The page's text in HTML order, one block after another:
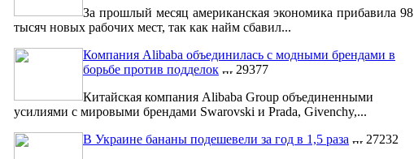
За прошлый месяц американская экономика прибавила 98
тысяч новых рабочих мест, так как найм сбавил...
Компания Alibaba объединилась с модными брендами в
борьбе против подделок
29377
Китайская компания Alibaba Group объединенными
усилиями с мировыми брендами Swarovski и Prada, Givenchy,...
В Украине бананы подешевели за год в 1,5 раза
27232